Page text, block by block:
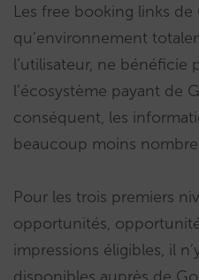
Les free booking links
qu’environnement
l’utilisateur, ne bénéficie
l’écosystème payant de
conséquent, les
beaucoup moins
Pour les trois premiers
opportunités,
impressions éligibles, il